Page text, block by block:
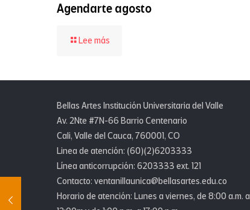
Agendarte agosto
Lee más
Bellas Artes Institución Universitaria del Valle
Av. 2Nte #7N-66 Barrio Centenario
Cali, Valle del Cauca, 760001, CO
Linea de atención: (60)(2)6203333
Línea anticorrupción: 6203333 ext. 121
Contacto: ventanillaunica@bellasartes.edu.co
Horario de atención: Lunes a viernes, de 8:00 a.m. a